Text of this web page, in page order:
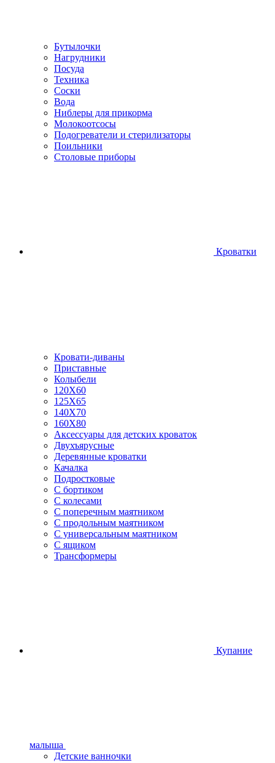
Бутылочки
Нагрудники
Посуда
Техника
Соски
Вода
Ниблеры для прикорма
Молокоотсосы
Подогреватели и стерилизаторы
Поильники
Столовые приборы
Кроватки
Кровати-диваны
Приставные
Колыбели
120Х60
125X65
140Х70
160Х80
Аксессуары для детских кроваток
Двухъярусные
Деревянные кроватки
Качалка
Подростковые
С бортиком
С колесами
С поперечным маятником
С продольным маятником
С универсальным маятником
С ящиком
Трансформеры
Купание
малыша
Детские ванночки